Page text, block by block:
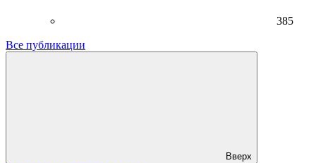
385
Все публикации
Вверх